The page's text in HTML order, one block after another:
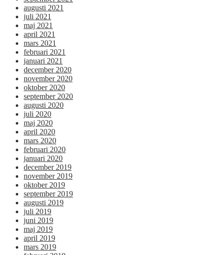
augusti 2021
juli 2021
maj 2021
april 2021
mars 2021
februari 2021
januari 2021
december 2020
november 2020
oktober 2020
september 2020
augusti 2020
juli 2020
maj 2020
april 2020
mars 2020
februari 2020
januari 2020
december 2019
november 2019
oktober 2019
september 2019
augusti 2019
juli 2019
juni 2019
maj 2019
april 2019
mars 2019